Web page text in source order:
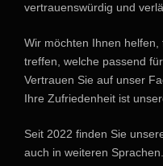
vertrauenswürdig und
Wir möchten Ihnen
treffen, welche passend
Vertrauen Sie auf unser
Ihre Zufriedenheit ist
Seit 2022 finden Sie
auch in weiteren Sprachen.